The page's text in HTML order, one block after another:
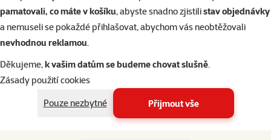
pamatovali, co máte v košíku, abyste snadno zjistilistav objednávky
a nemuseli se pokaždé přihlašovat, abychom vás neobtěžovali
nevhodnou reklamou.
Děkujeme,k vašim datům se budeme chovat slušně.
Zásady použití cookies
Pouze nezbytné
Přijmout vše
výsledkem
selektivního chovua v přírodě se s ním nesetkáte.
Je to oblíbený ráček v akvaristice díky svénenáročnosti a
. Dokáže regenerovat ztracené končetiny, což je